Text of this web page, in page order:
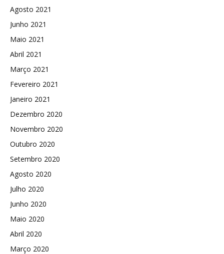
Agosto 2021
Junho 2021
Maio 2021
Abril 2021
Março 2021
Fevereiro 2021
Janeiro 2021
Dezembro 2020
Novembro 2020
Outubro 2020
Setembro 2020
Agosto 2020
Julho 2020
Junho 2020
Maio 2020
Abril 2020
Março 2020